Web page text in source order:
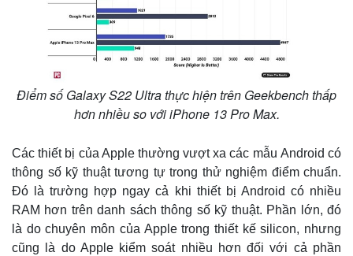
Thế giới
Ảnh
Infographic
Điểm số Galaxy S22 Ultra thực hiện trên Geekbench thấp
hơn nhiều so với iPhone 13 Pro Max.
Các thiết bị của Apple thường vượt xa các mẫu Android có
thông số kỹ thuật tương tự trong thử nghiệm điểm chuẩn.
Đó là trường hợp ngay cả khi thiết bị Android có nhiều
RAM hơn trên danh sách thông số kỹ thuật. Phần lớn, đó
là do chuyên môn của Apple trong thiết kế silicon, nhưng
cũng là do Apple kiểm soát nhiều hơn đối với cả phần